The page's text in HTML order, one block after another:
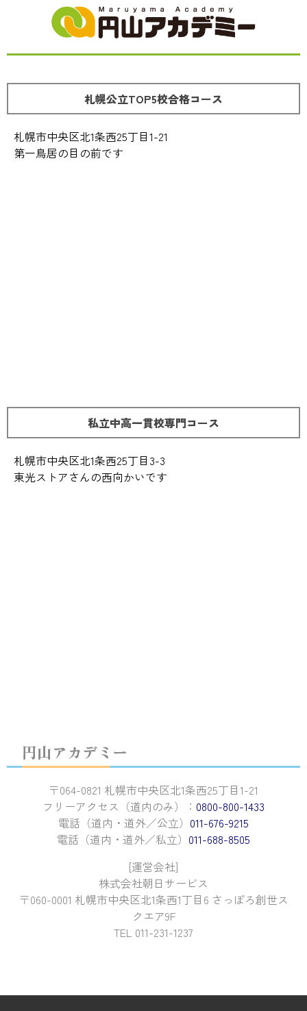
札幌公立TOP5校合格コース
札幌市中央区北1条西25丁目1-21
第一鳥居の目の前です
私立中高一貫校専門コース
札幌市中央区北1条西25丁目3-3
東光ストアさんの西向かいです
円山アカデミー
〒064-0821 札幌市中央区北1条西25丁目1-21
フリーアクセス（道内のみ）： 0800-800-1433
電話（道内・道外／公立） 011-676-9215
電話（道内・道外／私立） 011-688-8505
[運営会社]
株式会社朝日サービス
〒060-0001 札幌市中央区北1条西1丁目6 さっぽろ創世ス
クエア9F
TEL 011-231-1237